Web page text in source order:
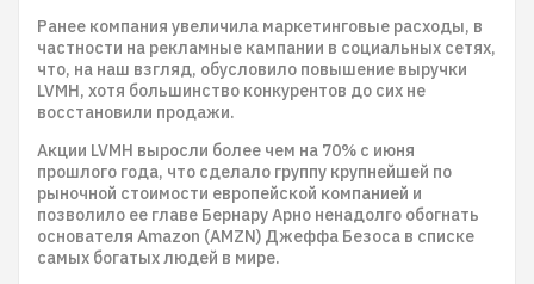
Ранее компания увеличила маркетинговые расходы, в
частности на рекламные кампании в социальных сетях,
что, на наш взгляд, обусловило повышение выручки
LVMH, хотя большинство конкурентов до сих не
восстановили продажи.
Акции LVMH выросли более чем на 70% с июня
прошлого года, что сделало группу крупнейшей по
рыночной стоимости европейской компанией и
позволило ее главе Бернару Арно ненадолго обогнать
основателя Amazon (AMZN) Джеффа Безоса в списке
самых богатых людей в мире.